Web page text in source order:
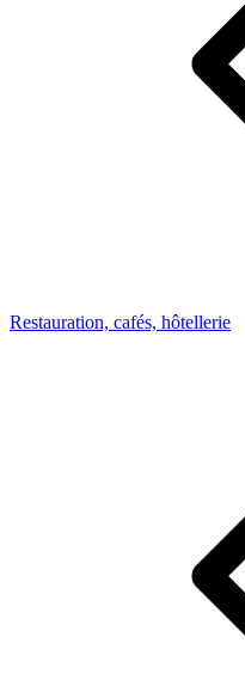
Restauration, cafés, hôtellerie